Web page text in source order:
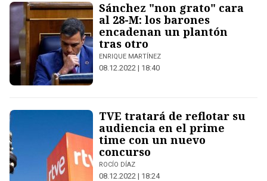
Sánchez "non grato" cara
al 28-M: los barones
encadenan un plantón
tras otro
ENRIQUE MARTÍNEZ
08.12.2022 | 18:40
TVE tratará de reflotar su
audiencia en el prime
time con un nuevo
concurso
ROCÍO DÍAZ
08.12.2022 | 18:24